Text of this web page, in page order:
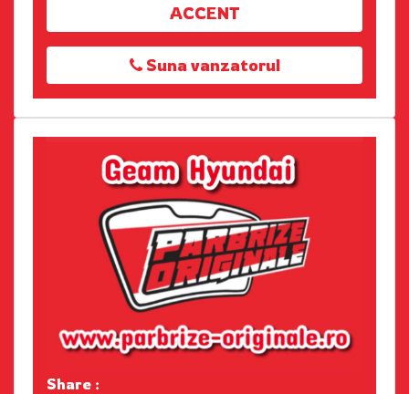
ACCENT
Suna vanzatorul
Share :